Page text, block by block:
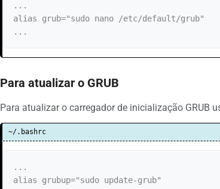
...
alias grub="sudo nano /etc/default/grub"
...
Para atualizar o GRUB
Para atualizar o carregador de inicialização GRUB
~/.bashrc
...
alias grubup="sudo update-grub"